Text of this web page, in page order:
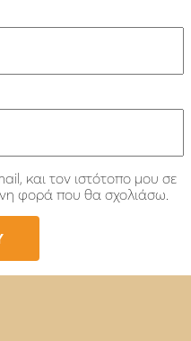
και τον ιστότοπο μου σε
φορά που θα σχολιάσω.